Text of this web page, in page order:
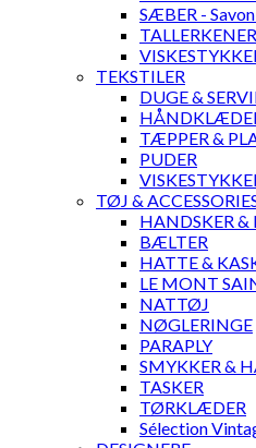
SÆBER -
TEKSTILER
DUGE &
TÆPPER &
PUDER
TØJ &
HANDSKER &
BÆLTER
HATTE &
LE MONT
NATTØJ
NØGLERINGE
PARAPLY
SMYKKER &
TASKER
TØRKLÆDER
Sélection